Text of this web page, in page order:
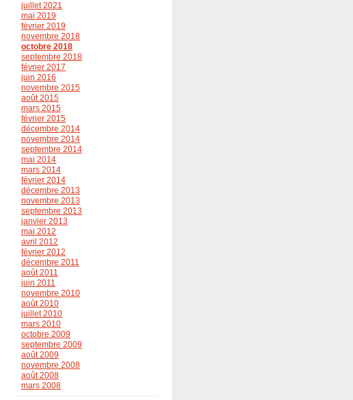
juillet 2021
mai 2019
février 2019
novembre 2018
octobre 2018
septembre 2018
février 2017
juin 2016
novembre 2015
août 2015
mars 2015
février 2015
décembre 2014
novembre 2014
septembre 2014
mai 2014
mars 2014
février 2014
décembre 2013
novembre 2013
septembre 2013
janvier 2013
mai 2012
avril 2012
février 2012
décembre 2011
août 2011
juin 2011
novembre 2010
août 2010
juillet 2010
mars 2010
octobre 2009
septembre 2009
août 2009
novembre 2008
août 2008
mars 2008